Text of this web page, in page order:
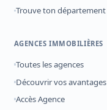
Trouve ton département
AGENCES IMMOBILIÈRES
Toutes les agences
Découvrir vos avantages
Accès Agence